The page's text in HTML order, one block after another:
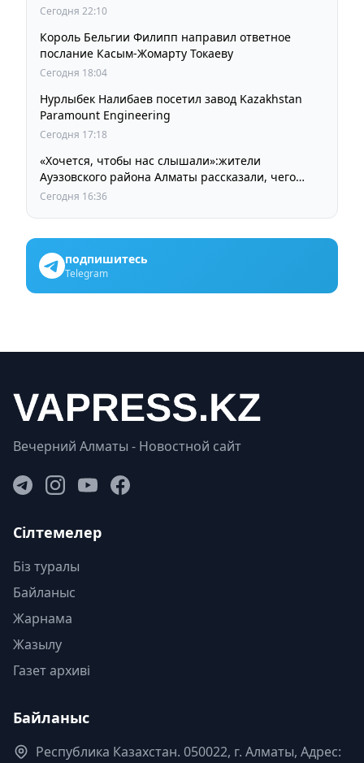
Сегодня 22:10
Король Бельгии Филипп направил ответное
послание Касым-Жомарту Токаеву
Сегодня 18:04
Нурлыбек Налибаев посетил завод Kazakhstan
Paramount Engineering
Сегодня 17:18
«Хочется, чтобы нас слышали»:жители
Ауэзовского района Алматы рассказали, чего
ждут от выборов депутатов Курултая
Сегодня 16:36
подпишитесь
Telegram
Вечерний Алматы - Новостной сайт
Сілтемелер
Біз туралы
Байланыс
Жарнама
Жазылу
Газет архиві
Байланыс
Республика Казахстан. 050022, г. Алматы, Адрес: